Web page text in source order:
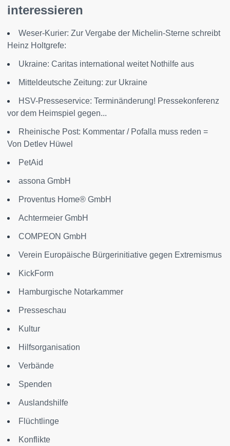
interessieren
Weser-Kurier: Zur Vergabe der Michelin-Sterne schreibt
Heinz Holtgrefe:
Ukraine: Caritas international weitet Nothilfe aus
Mitteldeutsche Zeitung: zur Ukraine
HSV-Presseservice: Terminänderung! Pressekonferenz
vor dem Heimspiel gegen...
Rheinische Post: Kommentar / Pofalla muss reden =
Von Detlev Hüwel
PetAid
assona GmbH
Proventus Home® GmbH
Achtermeier GmbH
COMPEON GmbH
Verein Europäische Bürgerinitiative gegen Extremismus
KickForm
Hamburgische Notarkammer
Presseschau
Kultur
Hilfsorganisation
Verbände
Spenden
Auslandshilfe
Flüchtlinge
Konflikte